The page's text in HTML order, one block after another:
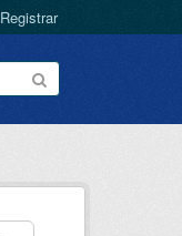
Registrar